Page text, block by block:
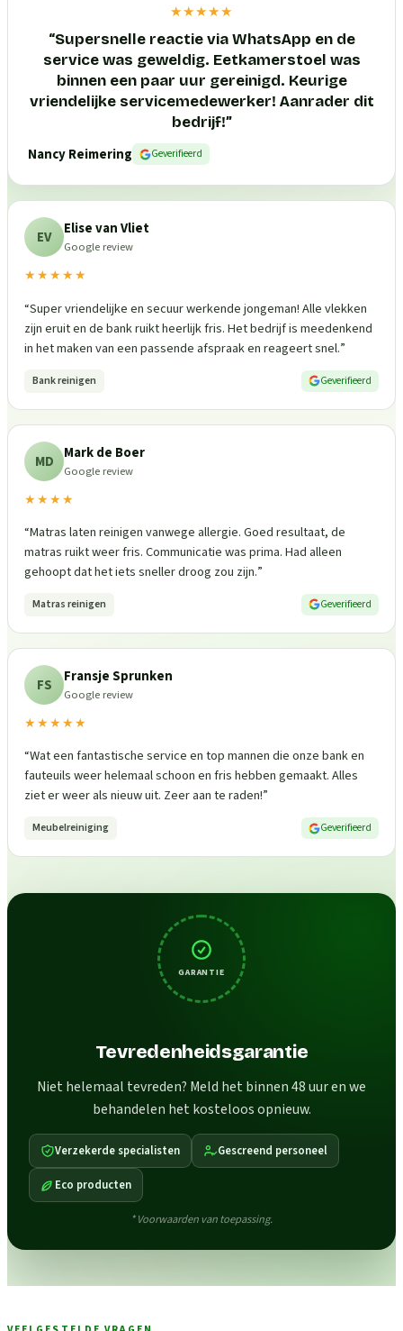
★★★★★
“Supersnelle reactie via WhatsApp en de
service was geweldig. Eetkamerstoel was
binnen een paar uur gereinigd. Keurige
vriendelijke servicemedewerker! Aanrader dit
bedrijf!”
Nancy Reimering
Geverifieerd
EV Elise van Vliet
Google review
★★★★★
“Super vriendelijke en secuur werkende jongeman! Alle vlekken
zijn eruit en de bank ruikt heerlijk fris. Het bedrijf is meedenkend
in het maken van een passende afspraak en reageert snel.”
Bank reinigen Geverifieerd
MD Mark de Boer
Google review
★★★★
“Matras laten reinigen vanwege allergie. Goed resultaat, de
matras ruikt weer fris. Communicatie was prima. Had alleen
gehoopt dat het iets sneller droog zou zijn.”
Matras reinigen Geverifieerd
FS Fransje Sprunken
Google review
★★★★★
“Wat een fantastische service en top mannen die onze bank en
fauteuils weer helemaal schoon en fris hebben gemaakt. Alles
ziet er weer als nieuw uit. Zeer aan te raden!”
Meubelreiniging Geverifieerd
GARANTIE
Tevredenheidsgarantie
Niet helemaal tevreden? Meld het binnen 48 uur en we
behandelen het kosteloos opnieuw.
Verzekerde specialisten Gescreend personeel
Eco producten
* Voorwaarden van toepassing.